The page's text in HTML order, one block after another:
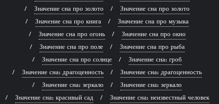
Значение сна про золото
Значение сна про золото
Значение сна про книга
Значение сна про музыка
Значение сна про огонь
Значение сна про окно
Значение сна про поле
Значение сна про рыба
Значение сна про солнце
Значение сна: гроб
Значение сна: драгоценность
Значение сна: драгоценность
Значение сна: зеркало
Значение сна: зеркало
Значение сна: красивый сад
Значение сна: неизвестный человек